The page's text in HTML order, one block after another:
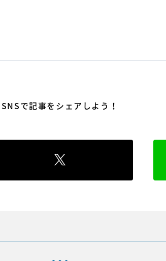
SNSで記事をシェアしよう！